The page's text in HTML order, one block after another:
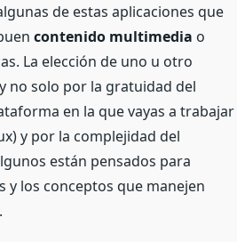
de estas aplicaciones que
contenido multimedia o
La elección de uno u otro
no solo por la gratuidad del
en la que vayas a trabajar
y por la complejidad del
están pensados para
y los conceptos que manejen